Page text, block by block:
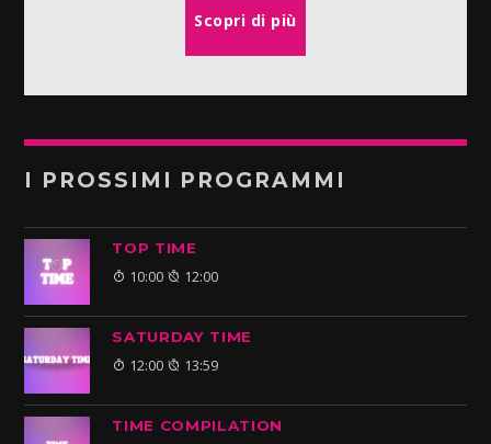
Scopri di più
I PROSSIMI PROGRAMMI
TOP TIME
10:00 12:00
SATURDAY TIME
12:00 13:59
TIME COMPILATION